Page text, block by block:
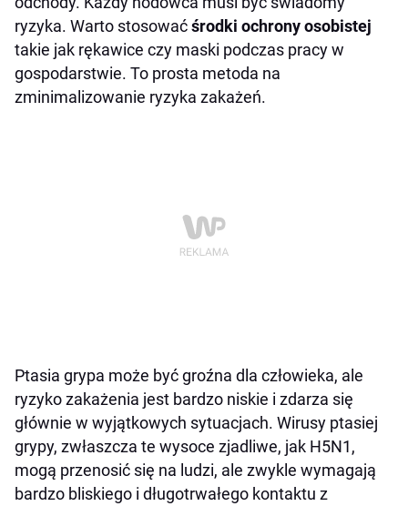
ryzyka. Warto stosowaćśrodki ochrony osobistej
takie jak rękawice czy maski podczas pracy w
gospodarstwie. To prosta metoda na
zminimalizowanie ryzyka zakażeń.
Ptasia grypa może być groźna dla człowieka, ale
ryzyko zakażenia jest bardzo niskie i zdarza się
głównie w wyjątkowych sytuacjach. Wirusy ptasiej
grypy, zwłaszcza te wysoce zjadliwe, jak H5N1,
mogą przenosić się na ludzi, ale zwykle wymagają
bardzo bliskiego i długotrwałego kontaktu z